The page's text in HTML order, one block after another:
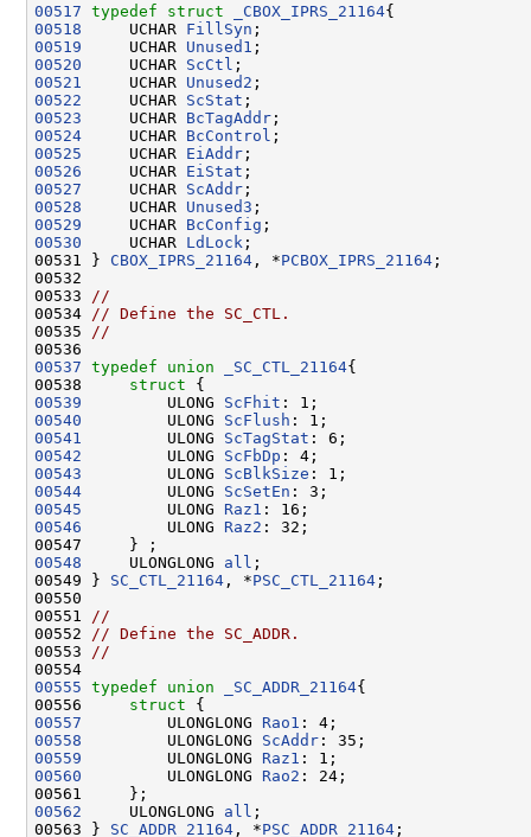
00517 typedef struct _CBOX_IPRS_21164
00518
     UCHAR
FillSyn
00519
     UCHAR
Unused1
00520
     UCHAR
ScCtl
00521
     UCHAR
Unused2
00522
     UCHAR
ScStat
00523
     UCHAR
BcTagAddr
00524
     UCHAR
BcControl
00525
     UCHAR
EiAddr
00526
     UCHAR
EiStat
00527
     UCHAR
ScAddr
00528
     UCHAR
Unused3
00529
     UCHAR
BcConfig
00530
     UCHAR
LdLock ;
00531 } CBOX_IPRS_21164 , *PCBOX_IPRS_21164 ;
00532
00533
//
00534
// Define the SC_CTL.
00535
//
00537 typedef union _SC_CTL_21164{
00538 struct
00539
         ULONG
ScFhit
00540
         ULONG
ScFlush
00541
         ULONG
ScTagStat
00542
         ULONG
ScFbDp
00543
         ULONG
ScBlkSize
00544
         ULONG
ScSetEn
00545
         ULONG
Raz1
00546
         ULONG
Raz2 : 32;
00548
     ULONGLONG
all ;
00549 } SC_CTL_21164 , *PSC_CTL_21164 ;
00550
00551
//
00552
// Define the SC_ADDR.
00553
//
00555 typedef union _SC_ADDR_21164{
00556 struct
00557
         ULONGLONG
Rao1
00558
         ULONGLONG
ScAddr
00559
         ULONGLONG
Raz1
00560
         ULONGLONG
Rao2 : 24;
00562
     ULONGLONG
all ;
00563 } SC_ADDR_21164 , *PSC_ADDR_21164 ;